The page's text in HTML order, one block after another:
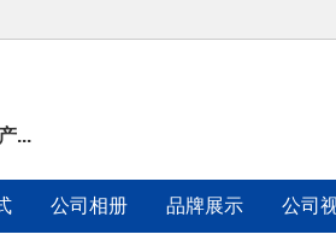
...
公司相册 品牌展示 公司